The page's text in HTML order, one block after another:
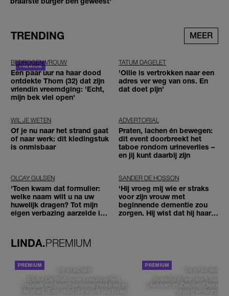
TRENDING MEER
BEDROGEN VROUW
Een paar uur na haar dood
ontdekte Thom (32) dat zijn
vriendin vreemdging: 'Echt,
mijn bek viel open'
TATUM DAGELET
'Ollie is vertrokken naar een
adres ver weg van ons. En
dat doet pijn’
WIL JE WETEN
Of je nu naar het strand gaat
of naar werk: dit kledingstuk
is onmisbaar
ADVERTORIAL
Praten, lachen én bewegen:
dit event doorbreekt het
taboe rondom urineverlies –
en jij kunt daarbij zijn
OLCAY GULSEN
'Toen kwam dat formulier:
welke naam wilt u na uw
huwelijk dragen? Tot mijn
eigen verbazing aarzelde ik
SANDER DE HOSSON
'Hij vroeg mij wie er straks
voor zijn vrouw met
beginnende dementie zou
zorgen. Hij wist dat hij haar
LINDA.PREMIUM
DE STAD VAN
Elske DeWall over Leeuwarden,
muziek en haar favoriete plekken in
de stad: 'Een stad die voelt als thuis'
DE STAD VAN
Isabelle Boer deelt haar
plekken in Zwolle: 'Deze
graag verborgen'